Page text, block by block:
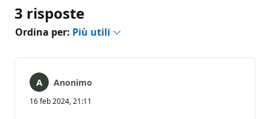
3 risposte
Ordina per: Più utili
Anonimo
16 feb 2024, 21:11